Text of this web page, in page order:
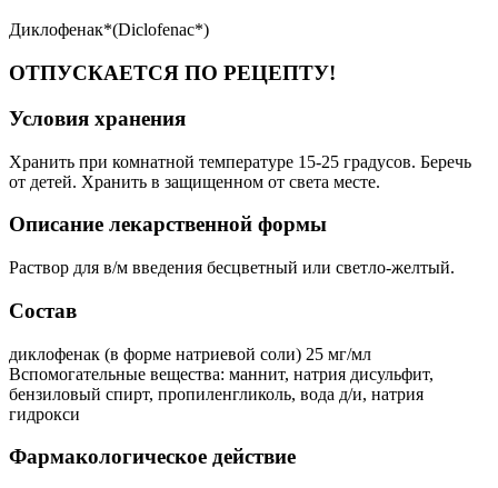
Диклофенак*(Diclofenac*)
ОТПУСКАЕТСЯ ПО РЕЦЕПТУ!
Условия хранения
Хранить при комнатной температуре 15-25 градусов. Беречь
от детей. Хранить в защищенном от света месте.
Описание лекарственной формы
Раствор для в/м введения бесцветный или светло-желтый.
Состав
диклофенак (в форме натриевой соли) 25 мг/мл
Вспомогательные вещества: маннит, натрия дисульфит,
бензиловый спирт, пропиленгликоль, вода д/и, натрия
гидрокси
Фармакологическое действие